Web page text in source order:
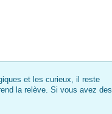
et les curieux, il reste
la relève. Si vous avez des